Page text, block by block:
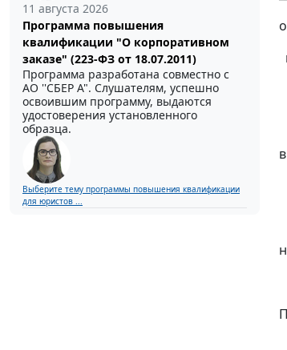
11 августа 2026
Программа повышения
квалификации "О корпоративном
заказе" (223-ФЗ от 18.07.2011)
Программа разработана совместно с
АО ''СБЕР А". Слушателям, успешно
освоившим программу, выдаются
удостоверения установленного
образца.
Выберите тему программы повышения квалификации
для юристов ...